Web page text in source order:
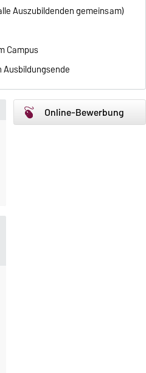
Auszubildenden gemeinsam)
Campus
Online-Bewerbung